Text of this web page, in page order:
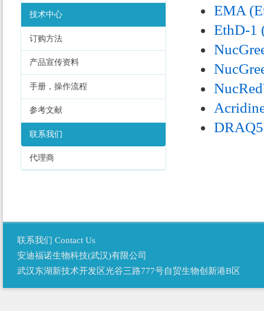
技术中心
订购方法
产品宣传资料
手册，操作流程
参考文献
联系我们
代理商
EMA
EthD-1
联系我们 Contact Us
安迪福诺生物科技(武汉)有限公司
武汉东湖新技术开发区光谷三路777号自贸生物创新港B区